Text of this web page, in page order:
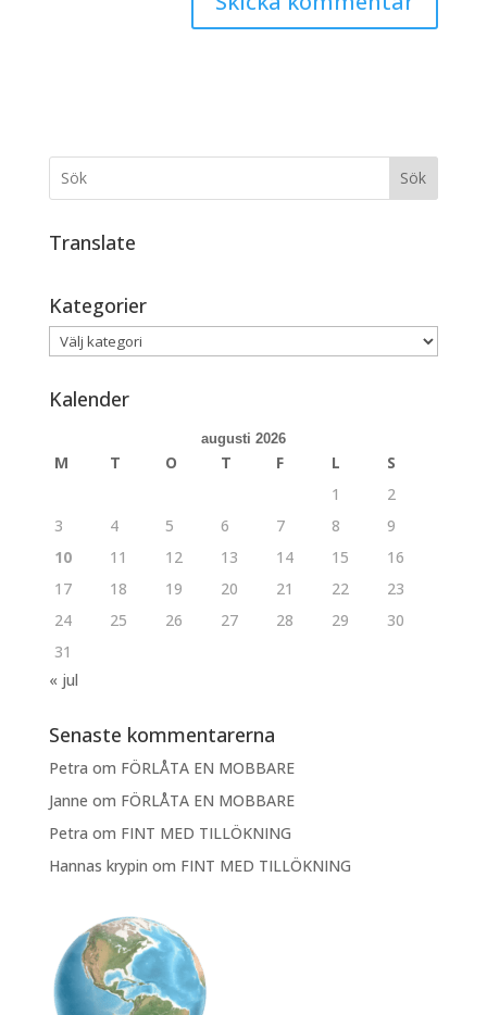
Sök
Translate
Kategorier
Kategorier
Kalender
augusti 2026
M T O T F L
S
1
2
3
4 5 6 7 8
9
10
11 12 13 14 15
16
17
18 19 20 21 22
23
24
25 26 27 28 29
30
31
« jul
Senaste kommentarerna
Petra om FÖRLÅTA EN MOBBARE
Janne om FÖRLÅTA EN MOBBARE
Petra om FINT MED TILLÖKNING
Hannas krypin om FINT MED TILLÖKNING